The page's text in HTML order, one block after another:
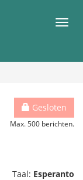
Gesloten
Max. 500 berichten.
Taal: Esperanto